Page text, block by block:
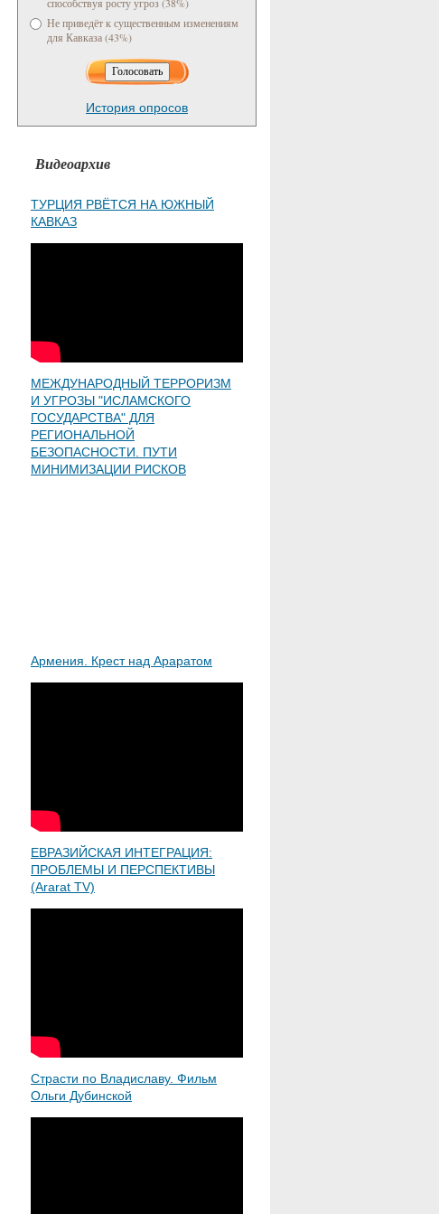
Не приведёт к существенным изменениям
для Кавказа (43%)
История опросов
Видеоархив
ТУРЦИЯ РВЁТСЯ НА ЮЖНЫЙ
КАВКАЗ
МЕЖДУНАРОДНЫЙ ТЕРРОРИЗМ
И УГРОЗЫ "ИСЛАМСКОГО
ГОСУДАРСТВА" ДЛЯ
РЕГИОНАЛЬНОЙ
БЕЗОПАСНОСТИ. ПУТИ
МИНИМИЗАЦИИ РИСКОВ
Армения. Крест над Араратом
ЕВРАЗИЙСКАЯ ИНТЕГРАЦИЯ:
ПРОБЛЕМЫ И ПЕРСПЕКТИВЫ
(Ararat TV)
Страсти по Владиславу. Фильм
Ольги Дубинской